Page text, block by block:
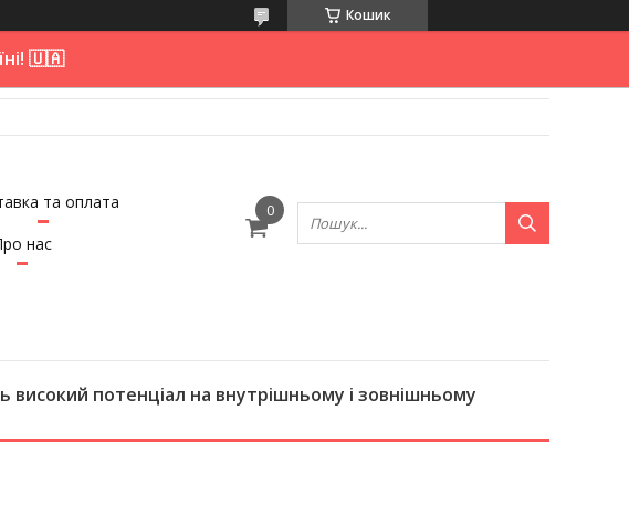
Кошик
🇺🇦
та оплата
нас
високий потенціал на внутрішньому і зовнішньому